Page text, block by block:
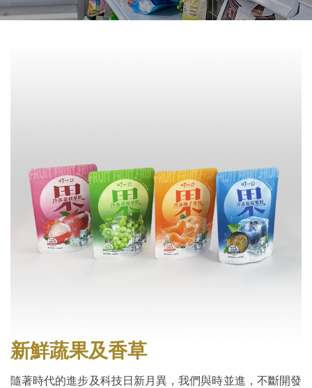
新鮮蔬果及香草
隨著時代的進步及科技日新月異，我們與時並進，不斷開發